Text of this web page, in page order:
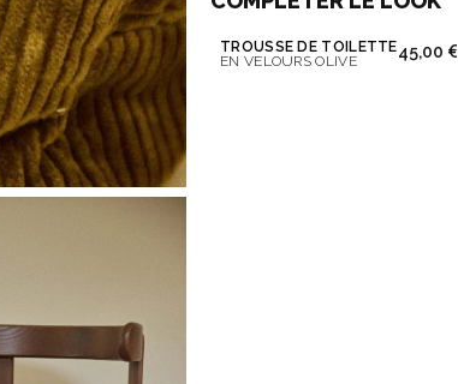
TROUSSE DE TOILETTE
EN VELOURS OLIVE
45,00 €